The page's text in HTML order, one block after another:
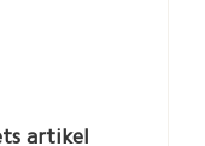
artikel